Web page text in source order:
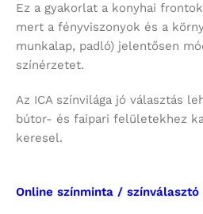
Ez a gyakorlat a konyhai
mert a fényviszonyok és a
munkalap, padló) jelentősen
színérzetet.
Az ICA színvilága jó választás
bútor- és faipari felületekhez
keresel.
Online színminta / színválasztó